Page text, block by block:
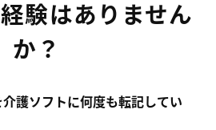
験はありません
か？
護ソフトに何度も転記してい